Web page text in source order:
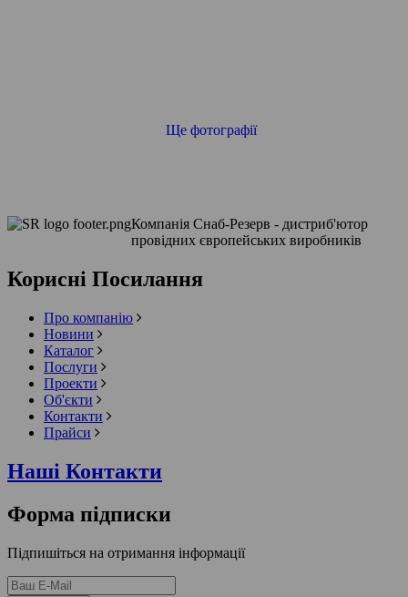
Ще фотографії
Компанія Снаб-Резерв - дистриб'ютор
провідних європейських виробників
Корисні Посилання
Про компанію
Новини
Каталог
Послуги
Проекти
Об'єкти
Контакти
Прайси
Наші Контакти
Форма підписки
Підпишіться на отримання інформації